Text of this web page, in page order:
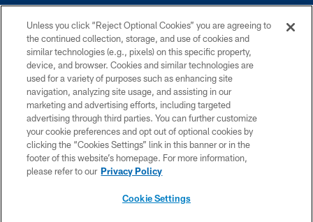
COPYRIGHT © 2026 COLTS, INC.
PRIVACY POLICY
ACCESSIBILITY
CONTACT US
SITE MAP
Unless you click “Reject Optional Cookies” you are agreeing to
the continued collection, storage, and use of cookies and
similar technologies (e.g., pixels) on this specific property,
device, and browser. Cookies and similar technologies are
used for a variety of purposes such as enhancing site
navigation, analyzing site usage, and assisting in our
marketing and advertising efforts, including targeted
advertising through third parties. You can further customize
your cookie preferences and opt out of optional cookies by
clicking the “Cookies Settings” link in this banner or in the
footer of this website’s homepage. For more information,
please refer to our Privacy Policy
Cookie Settings